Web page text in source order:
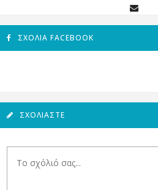
ΣΧΌΛΙΑ FACEBOOK
ΣΧΟΛΙΆΣΤΕ